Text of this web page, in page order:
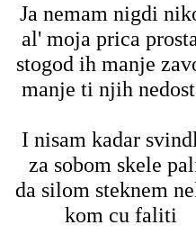
Ja nemam nigdi
al' moja prica
stogod ih manje
manje ti njih
I nisam kadar
za sobom skele
da silom steknem
kom cu faliti